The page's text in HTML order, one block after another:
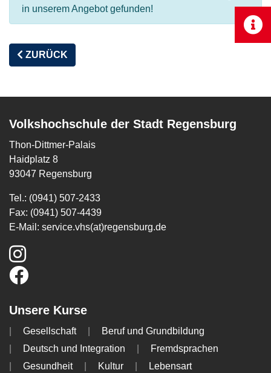
in unserem Angebot gefunden!
ZURÜCK
Volkshochschule der Stadt Regensburg
Thon-Dittmer-Palais
Haidplatz 8
93047 Regensburg
Tel.: (0941) 507-2433
Fax: (0941) 507-4439
E-Mail: service.vhs(at)regensburg.de
Unsere Kurse
Gesellschaft
Beruf und Grundbildung
Deutsch und Integration
Fremdsprachen
Gesundheit
Kultur Lebensart